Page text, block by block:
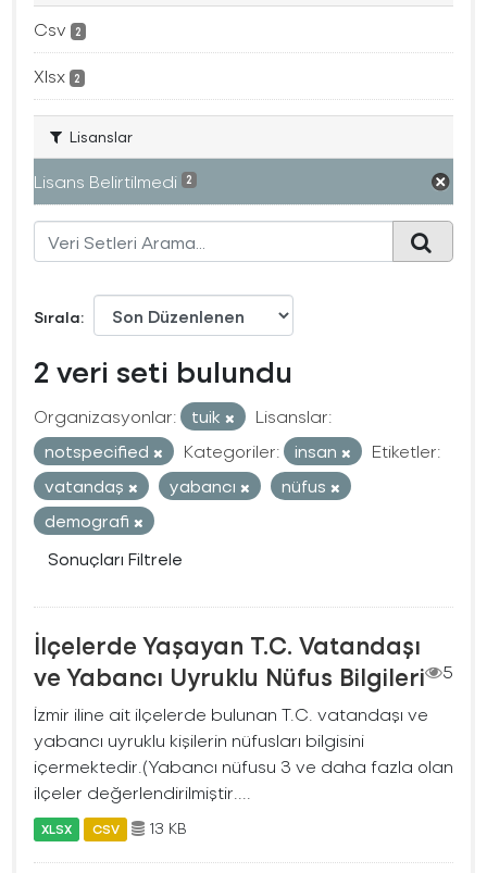
Csv 2
Xlsx 2
Lisanslar
Lisans Belirtilmedi 2
Sırala
2 veri seti bulundu
Organizasyonlar: tuik
Lisanslar:
notspecified
Kategoriler: insan
Etiketler:
vatandaş
yabancı
nüfus
demografi
Sonuçları Filtrele
İlçelerde Yaşayan T.C. Vatandaşı
ve Yabancı Uyruklu Nüfus Bilgileri
5
İzmir iline ait ilçelerde bulunan T.C. vatandaşı ve
yabancı uyruklu kişilerin nüfusları bilgisini
içermektedir.(Yabancı nüfusu 3 ve daha fazla olan
ilçeler değerlendirilmiştir....
XLSX CSV 13 KB